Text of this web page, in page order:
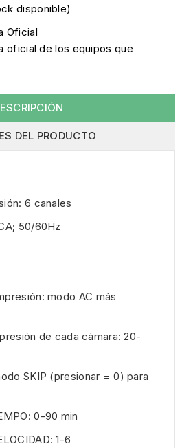
disponible)
Oficial
oficial de los equipos que
DEL PRODUCTO
6 canales
50/60Hz
modo AC más
de cada cámara: 20-
SKIP (presionar = 0) para
0-90 min
1-6